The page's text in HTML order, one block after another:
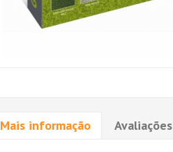
Mais informação Avaliações